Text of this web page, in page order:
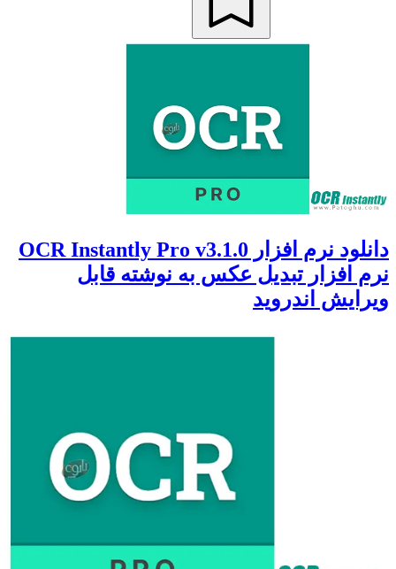
دانلود نرم افزار OCR Instantly Pro v3.1.0
نرم افزار تبدیل عکس به نوشته قابل
ویرایش اندروید